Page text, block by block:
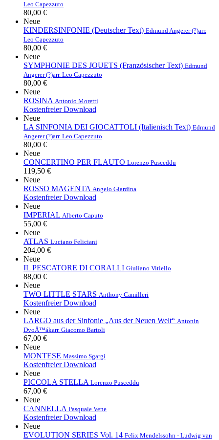
Leo Capezzuto
80,00 €
Neue
KINDERSINFONIE (Deutscher Text) Edmund Angerer (?)arr.
Leo Capezzuto
80,00 €
Neue
SYMPHONIE DES JOUETS (Französischer Text) Edmund
Angerer (?)arr. Leo Capezzuto
80,00 €
Neue
ROSINA Antonio Moretti
Kostenfreier Download
Neue
LA SINFONIA DEI GIOCATTOLI (Italienisch Text) Edmund
Angerer (?)arr. Leo Capezzuto
80,00 €
Neue
CONCERTINO PER FLAUTO Lorenzo Pusceddu
119,50 €
Neue
ROSSO MAGENTA Angelo Giardina
Kostenfreier Download
Neue
IMPERIAL Alberto Caputo
55,00 €
Neue
ATLAS Luciano Feliciani
204,00 €
Neue
IL PESCATORE DI CORALLI Giuliano Vitiello
88,00 €
Neue
TWO LITTLE STARS Anthony Camilleri
Kostenfreier Download
Neue
LARGO aus der Sinfonie „Aus der Neuen Welt“ Antonin
DvoÅ™ákarr. Giacomo Bartoli
67,00 €
Neue
MONTESE Massimo Sgargi
Kostenfreier Download
Neue
PICCOLA STELLA Lorenzo Pusceddu
67,00 €
Neue
CANNELLA Pasquale Vene
Kostenfreier Download
Neue
EVOLUTION SERIES Vol. 14 Felix Mendelssohn - Ludwig van